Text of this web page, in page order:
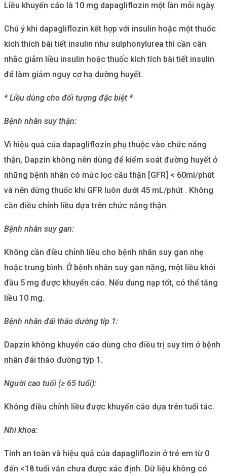
Liều khuyến cáo là 10 mg dapagliflozin một lần mỗi ngày.
Chú ý khi dapagliflozin kết hợp với insulin hoặc một thuốc
kích thích bài tiết insulin như sulphonylurea thì cần cân
nhắc giảm liều insulin hoậc thuốc kích tích bài tiết insulin
để làm giảm nguy cơ hạ dường huyết.
* Liều dùng cho đối tượng đặc biệt *
Bệnh nhân suy thận:
Vì hiệu quả của dapagliflozin phụ thuộc vào chức năng
thận, Dapzin không nên dùng để kiểm soát đường huyết ở
những bệnh nhân có mức lọc cầu thận [GFR] < 60ml/phút
và nên dừng thuốc khi GFR luôn dưới 45 mL/phút . Không
cần điều chỉnh liều dựa trên chức năng thận.
Bệnh nhân suy gan:
Không cần điều chỉnh liều cho bệnh nhân suy gan nhẹ
hoặc trung bình. Ở bệnh nhân suy gan nặng, một liều khởi
đầu 5 mg được khuyến cáo. Nếu dung nạp tốt, có thể tăng
liều 10 mg.
Bệnh nhân đái tháo dường típ 1:
Dapzin không khuyến cáo dùng cho điều trị suy tim ở bệnh
nhân đái tháo đường týp 1.
Người cao tuổi (≥ 65 tuổi):
Không điều chỉnh liều được khuyến cáo dựa trên tuổi tác.
Nhi khoa:
Tính an toàn và hiệu quả của dapagliflozin ở trẻ em từ 0
đến <18 tuổi vẫn chưa được xác định. Dữ liệu không có